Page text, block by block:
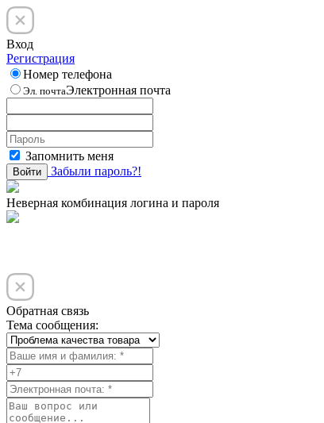
Вход
Регистрация
Номер телефона
Эл. почтаЭлектронная почта
Запомнить меня
Войти Забыли пароль?!
Неверная комбинация логина и пароля
Обратная связь
Тема сообщения: